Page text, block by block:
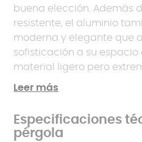
buena elección. Además
resistente, el aluminio
moderna y elegante que
sofisticación a su espacio
material ligero pero
por lo que es una opción
rayos UV y a la corrosión,
larga vida útil para su
Leer más
Especificaciones
pérgola